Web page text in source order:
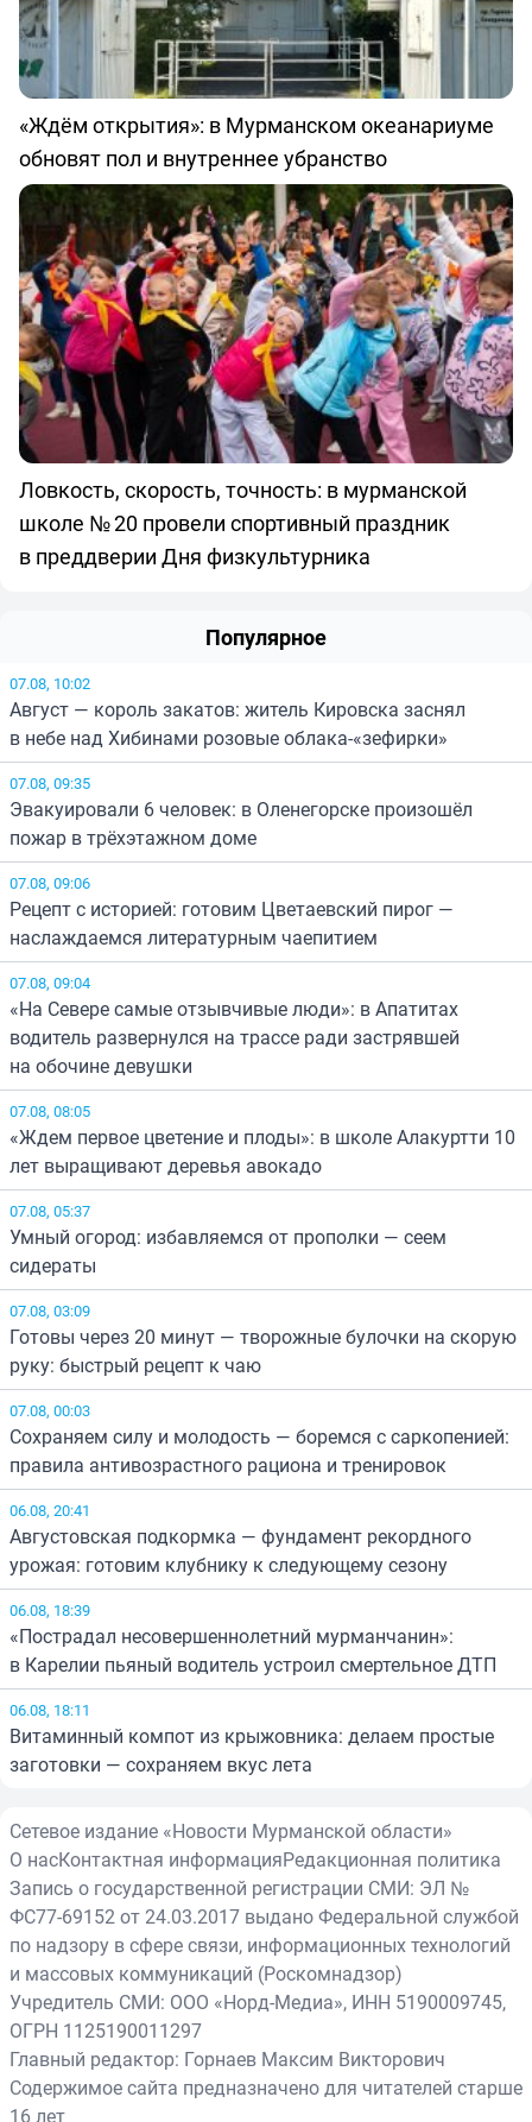
«Ждём открытия»: в Мурманском океанариуме
обновят пол и внутреннее убранство
Ловкость, скорость, точность: в мурманской
школе № 20 провели спортивный праздник
в преддверии Дня физкультурника
Популярное
07.08, 10:02
Август — король закатов: житель Кировска заснял
в небе над Хибинами розовые облака-«зефирки»
07.08, 09:35
Эвакуировали 6 человек: в Оленегорске произошёл
пожар в трёхэтажном доме
07.08, 09:06
Рецепт с историей: готовим Цветаевский пирог —
наслаждаемся литературным чаепитием
07.08, 09:04
«На Севере самые отзывчивые люди»: в Апатитах
водитель развернулся на трассе ради застрявшей
на обочине девушки
07.08, 08:05
«Ждем первое цветение и плоды»: в школе Алакуртти 10
лет выращивают деревья авокадо
07.08, 05:37
Умный огород: избавляемся от прополки — сеем
сидераты
07.08, 03:09
Готовы через 20 минут — творожные булочки на скорую
руку: быстрый рецепт к чаю
07.08, 00:03
Сохраняем силу и молодость — боремся с саркопенией:
правила антивозрастного рациона и тренировок
06.08, 20:41
Августовская подкормка — фундамент рекордного
урожая: готовим клубнику к следующему сезону
06.08, 18:39
«Пострадал несовершеннолетний мурманчанин»:
в Карелии пьяный водитель устроил смертельное ДТП
06.08, 18:11
Витаминный компот из крыжовника: делаем простые
заготовки — сохраняем вкус лета
Сетевое издание «Новости Мурманской области»
О насКонтактная информацияРедакционная политика
Запись о государственной регистрации СМИ: ЭЛ №
ФС77-69152 от 24.03.2017 выдано Федеральной службой
по надзору в сфере связи, информационных технологий
и массовых коммуникаций (Роскомнадзор)
Учредитель СМИ: ООО «Норд-Медиа», ИНН 5190009745,
ОГРН 1125190011297
Главный редактор: Горнаев Максим Викторович
Содержимое сайта предназначено для читателей старше
16 лет